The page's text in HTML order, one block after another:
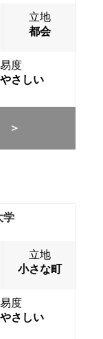
立地
都会
度
さしい
＞
学
立地
小さな町
度
さしい